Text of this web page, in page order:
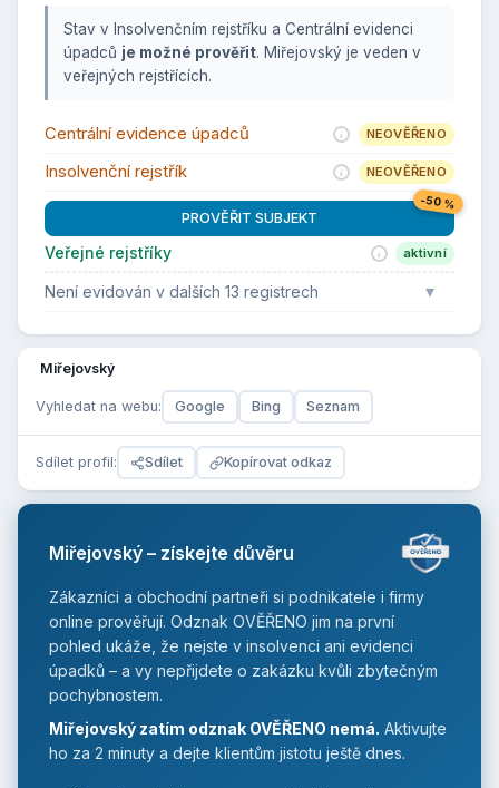
Stav v Insolvenčním rejstříku a Centrální evidenci
úpadců je možné prověřit. Miřejovský je veden v
veřejných rejstřících.
Centrální evidence úpadců NEOVĚŘENO
Insolvenční rejstřík NEOVĚŘENO
PROVĚŘIT SUBJEKT
-50 %
Veřejné rejstříky aktivní
Není evidován v dalších 13 registrech ▾
Miřejovský
Vyhledat na webu: Google Bing Seznam
Sdílet profil: Sdílet Kopírovat odkaz
Miřejovský – získejte důvěru
Zákazníci a obchodní partneři si podnikatele i firmy
online prověřují. Odznak OVĚŘENO jim na první
pohled ukáže, že nejste v insolvenci ani evidenci
úpadků – a vy nepřijdete o zakázku kvůli zbytečným
pochybnostem.
Miřejovský zatím odznak OVĚŘENO nemá. Aktivujte
ho za 2 minuty a dejte klientům jistotu ještě dnes.